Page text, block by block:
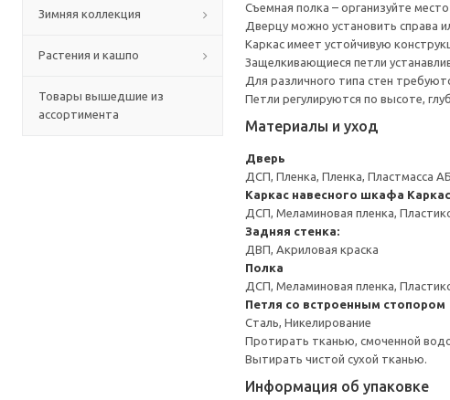
Зимняя коллекция
Растения и кашпо
Товары вышедшие из
ассортимента
Съемная полка – организуйте
Дверцу можно установить справа
Каркас имеет устойчивую
Защелкивающиеся петли
Для различного типа стен
Петли регулируются по высоте,
Материалы и уход
Дверь
ДСП, Пленка, Пленка, Пластмасса
Каркас навесного шкафа
ДСП, Меламиновая пленка,
Задняя стенка:
ДВП, Акриловая краска
Полка
ДСП, Меламиновая пленка,
Петля со встроенным стопором
Сталь, Никелирование
Протирать тканью, смоченной
Вытирать чистой сухой тканью.
Информация об упаковке